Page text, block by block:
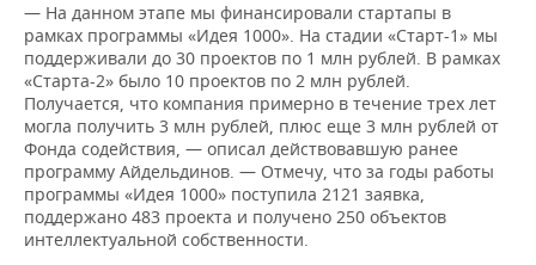
— На данном этапе мы финансировали стартапы в
рамках программы «Идея 1000». На стадии «Старт-1» мы
поддерживали до 30 проектов по 1 млн рублей. В рамках
«Старта-2» было 10 проектов по 2 млн рублей.
Получается, что компания примерно в течение трех лет
могла получить 3 млн рублей, плюс еще 3 млн рублей от
Фонда содействия, — описал действовавшую ранее
программу Айдельдинов. — Отмечу, что за годы работы
программы «Идея 1000» поступила 2121 заявка,
поддержано 483 проекта и получено 250 объектов
интеллектуальной собственности.